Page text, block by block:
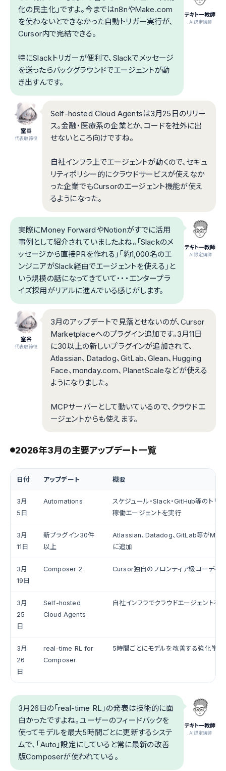
テキトー教師
.AI認定講師
化の民主化」ですよ。今まではn8nやMake.com
を使わないとできなかった自動トリガー実行が、
Cursor内で完結できる。
特にSlackトリガーが便利で、Slackでメッセージ
を送ったらバックグラウンドでエージェントが動
き出すんです。
室谷
代表取締役
Self-hosted Cloud Agentsは3月25日のリリー
ス。金融・医療系の企業とか、コードを社外に出
せないところ向けですね。
自社インフラ上でエージェントが動くので、セキュ
リティポリシー的にクラウドサービスが使えなか
った企業でもCursorのエージェント機能が使え
るようになった。
テキトー教師
.AI認定講師
実際にMoney ForwardやNotionがすでに活用
事例として紹介されていましたよね。「Slackのメ
ッセージから直接PRを作れる」「約1,000名のエ
ンジニアがSlack経由でエージェントを使える」と
いう規模の話になってきていて・・・エンタープラ
イズ採用がリアルに進んでいる感じがします。
室谷
代表取締役
3月のアップデートで見落とせないのが、Cursor
Marketplaceへのプラグイン追加です。3月11日
に30以上の新しいプラグインが追加されて、
Atlassian、Datadog、GitLab、Glean、Hugging
Face、monday.com、PlanetScaleなどが使える
ようになりました。
MCPサーバーとして動いているので、クラウドエ
ージェントからも使えます。
2026年3月の主要アップデート一覧
日付 アップデート 概要
3月
5日
Automations
スケジュール・Slack・GitHub等のトリ
稼働エージェントを実行
3月
11日
新プラグイン30件
以上
Atlassian、Datadog、GitLab等が
に追加
3月
19日
Composer 2 Cursor独自のフロンティア級コーディ
3月
25
日
Self-hosted
Cloud Agents
自社インフラでクラウドエージェントを
3月
26
日
real-time RL for
Composer
5時間ごとにモデルを改善する強化学習
テキトー教師
.AI認定講師
3月26日の「real-time RL」の発表は技術的に面
白かったですよね。ユーザーのフィードバックを
使ってモデルを最大5時間ごとに更新するシステ
ムで、「Auto」設定にしていると常に最新の改善
版Composerが使われている。